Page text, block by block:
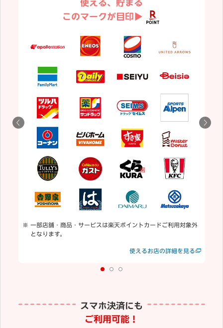
使える、貯まる
このマークが目印▶
一部店舗・商品・サービスは楽天ポイントカードご利用対象外
となります。
使えるお店の詳細を見る
スマホ決済にも
ご利用可能！